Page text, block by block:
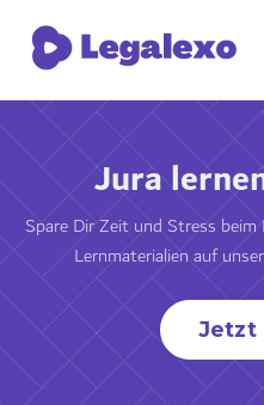
Jura
Spare Dir Zeit und Stress
Lernmaterialien auf
Jetzt